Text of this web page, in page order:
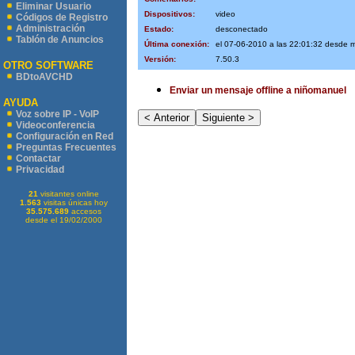
Eliminar Usuario
Códigos de Registro
Administración
Tablón de Anuncios
OTRO SOFTWARE
BDtoAVCHD
AYUDA
Voz sobre IP - VoIP
Videoconferencia
Configuración en Red
Preguntas Frecuentes
Contactar
Privacidad
21 visitantes online
1.563 visitas únicas hoy
35.575.689accesos
desde el 19/02/2000
Dispositivos:
video
Estado:
desconectado
Última conexión:
el 07-06-2010 a las 22:01:32 desde
Versión:
7.50.3
Enviar un mensaje offline a niñomanuel